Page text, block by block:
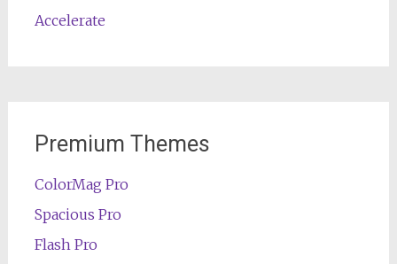
Accelerate
Premium Themes
ColorMag Pro
Spacious Pro
Flash Pro